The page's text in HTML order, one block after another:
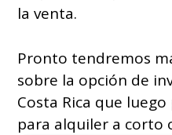
la venta.
Pronto tendremos
sobre la opción de
Costa Rica que
para alquiler a corto